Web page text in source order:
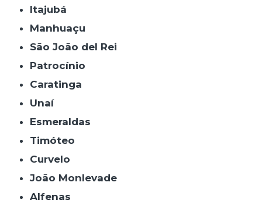
Itajubá
Manhuaçu
São João del Rei
Patrocínio
Caratinga
Unaí
Esmeraldas
Timóteo
Curvelo
João Monlevade
Alfenas